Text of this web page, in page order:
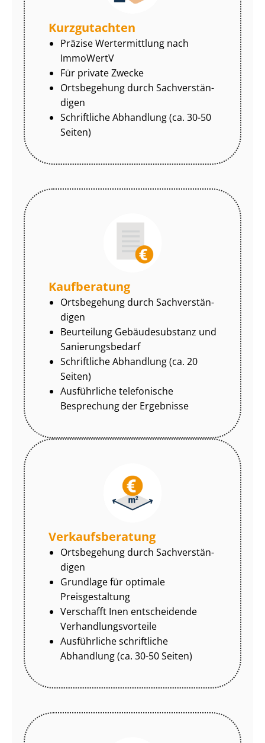
Kurzgutachten
Präzise Wertermittlung nach
ImmoWertV
Für private Zwecke
Ortsbegehung durch Sach­ver­stän­
di­gen
Schriftliche Abhandlung (ca. 30-50
Seiten)
Kaufberatung
Ortsbegehung durch Sach­ver­stän­
di­gen
Beurteilung Gebäudesubstanz und
Sa­nie­rungs­be­darf
Schriftliche Abhandlung (ca. 20
Seiten)
Ausführliche telefonische
Besprechung der Ergebnisse
Ver­kaufs­be­ra­tung
Ortsbegehung durch Sach­ver­stän­
di­gen
Grundlage für optimale
Preisgestaltung
Verschafft Inen entscheidende
Ver­hand­lungs­vor­tei­le
Ausführliche schriftliche
Abhandlung (ca. 30-50 Seiten)